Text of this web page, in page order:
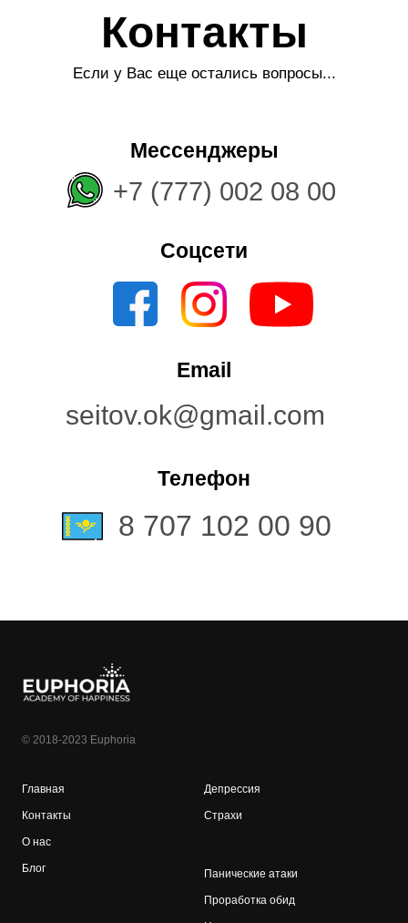
+7 (777) 002 08 00
Мессенджеры
Email
seitov.ok@gmail.com
Соцсети
Контакты
Если у Вас еще остались вопросы...
Телефон
8 707 102 00 90
© 2018-2023 Euphoria
Главная
Контакты
О нас
Блог
Депрессия
Страхи
Панические атаки
Проработка обид